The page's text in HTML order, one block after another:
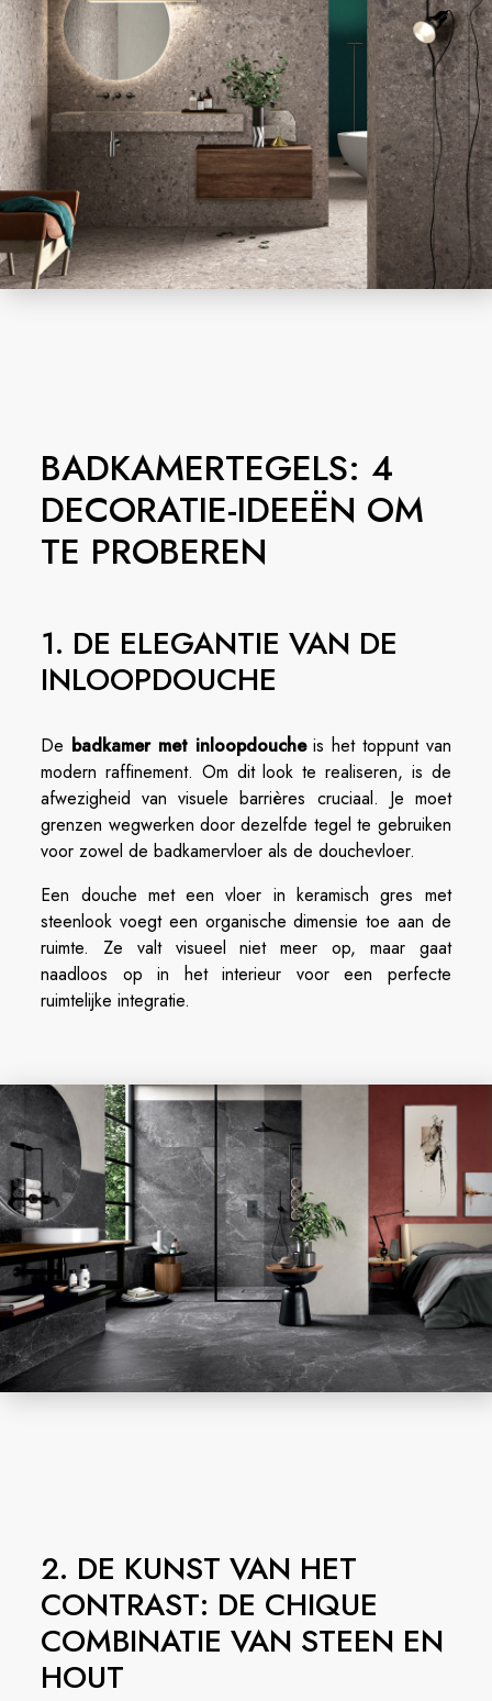
BADKAMERTEGELS: 4
DECORATIE-IDEEËN OM
TE PROBEREN
1. DE ELEGANTIE VAN DE
INLOOPDOUCHE
De badkamer met inloopdoucheis het toppunt van
modern raffinement. Om dit look te realiseren, is de
afwezigheid van visuele barrières cruciaal. Je moet
grenzen wegwerken door dezelfde tegel te gebruiken
voor zowel de badkamervloer als de douchevloer.
Een douche met een vloer in keramisch gres met
steenlook voegt een organische dimensie toe aan de
ruimte. Ze valt visueel niet meer op, maar gaat
naadloos op in het interieur voor een perfecte
ruimtelijke integratie.
2. DE KUNST VAN HET
CONTRAST: DE CHIQUE
COMBINATIE VAN STEEN EN
HOUT